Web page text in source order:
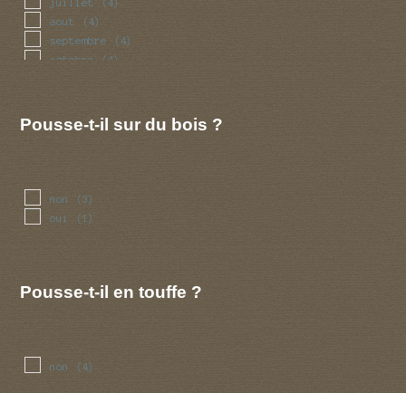
(4)
aout (4)
septembre (4)
octobre (4)
Pousse-t-il sur du bois ?
non (3)
oui (1)
Pousse-t-il en touffe ?
non (4)